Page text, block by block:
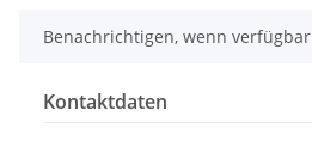
Benachrichtigen, wenn verfügbar
Kontaktdaten